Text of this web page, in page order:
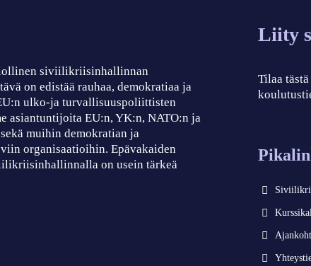
siviilikriisinhallinnan
on edistää rauhaa, demokratiaa ja
ulko-ja turvallisuuspoliittisten
asiantuntijoita EU:n, YK:n, NATO:n ja
muihin demokratian ja
organisaatioihin. Epävakaiden
on usein tärkeä
Liity
Tilaa